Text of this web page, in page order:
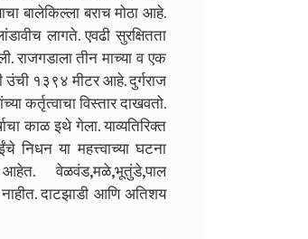
बालेकिल्ला बराच मोठा आहे.
लागते. एवढी सुरक्षितता
राजगडाला तीन माच्या व एक
१३९४ मीटर आहे. दुर्गराज
कर्तृत्वाचा विस्तार दाखवतो.
काळ इथे गेला. याव्यतिरिक्त
निधन या महत्त्वाच्या घटना
वेळवंड,मळे,भूतुंडे,पाल
दाटझाडी आणि अतिशय